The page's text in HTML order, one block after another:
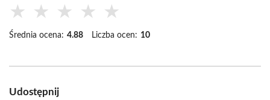
★ ★ ★ ★ ★
Średnia ocena: 4.88 Liczba ocen: 10
Udostępnij